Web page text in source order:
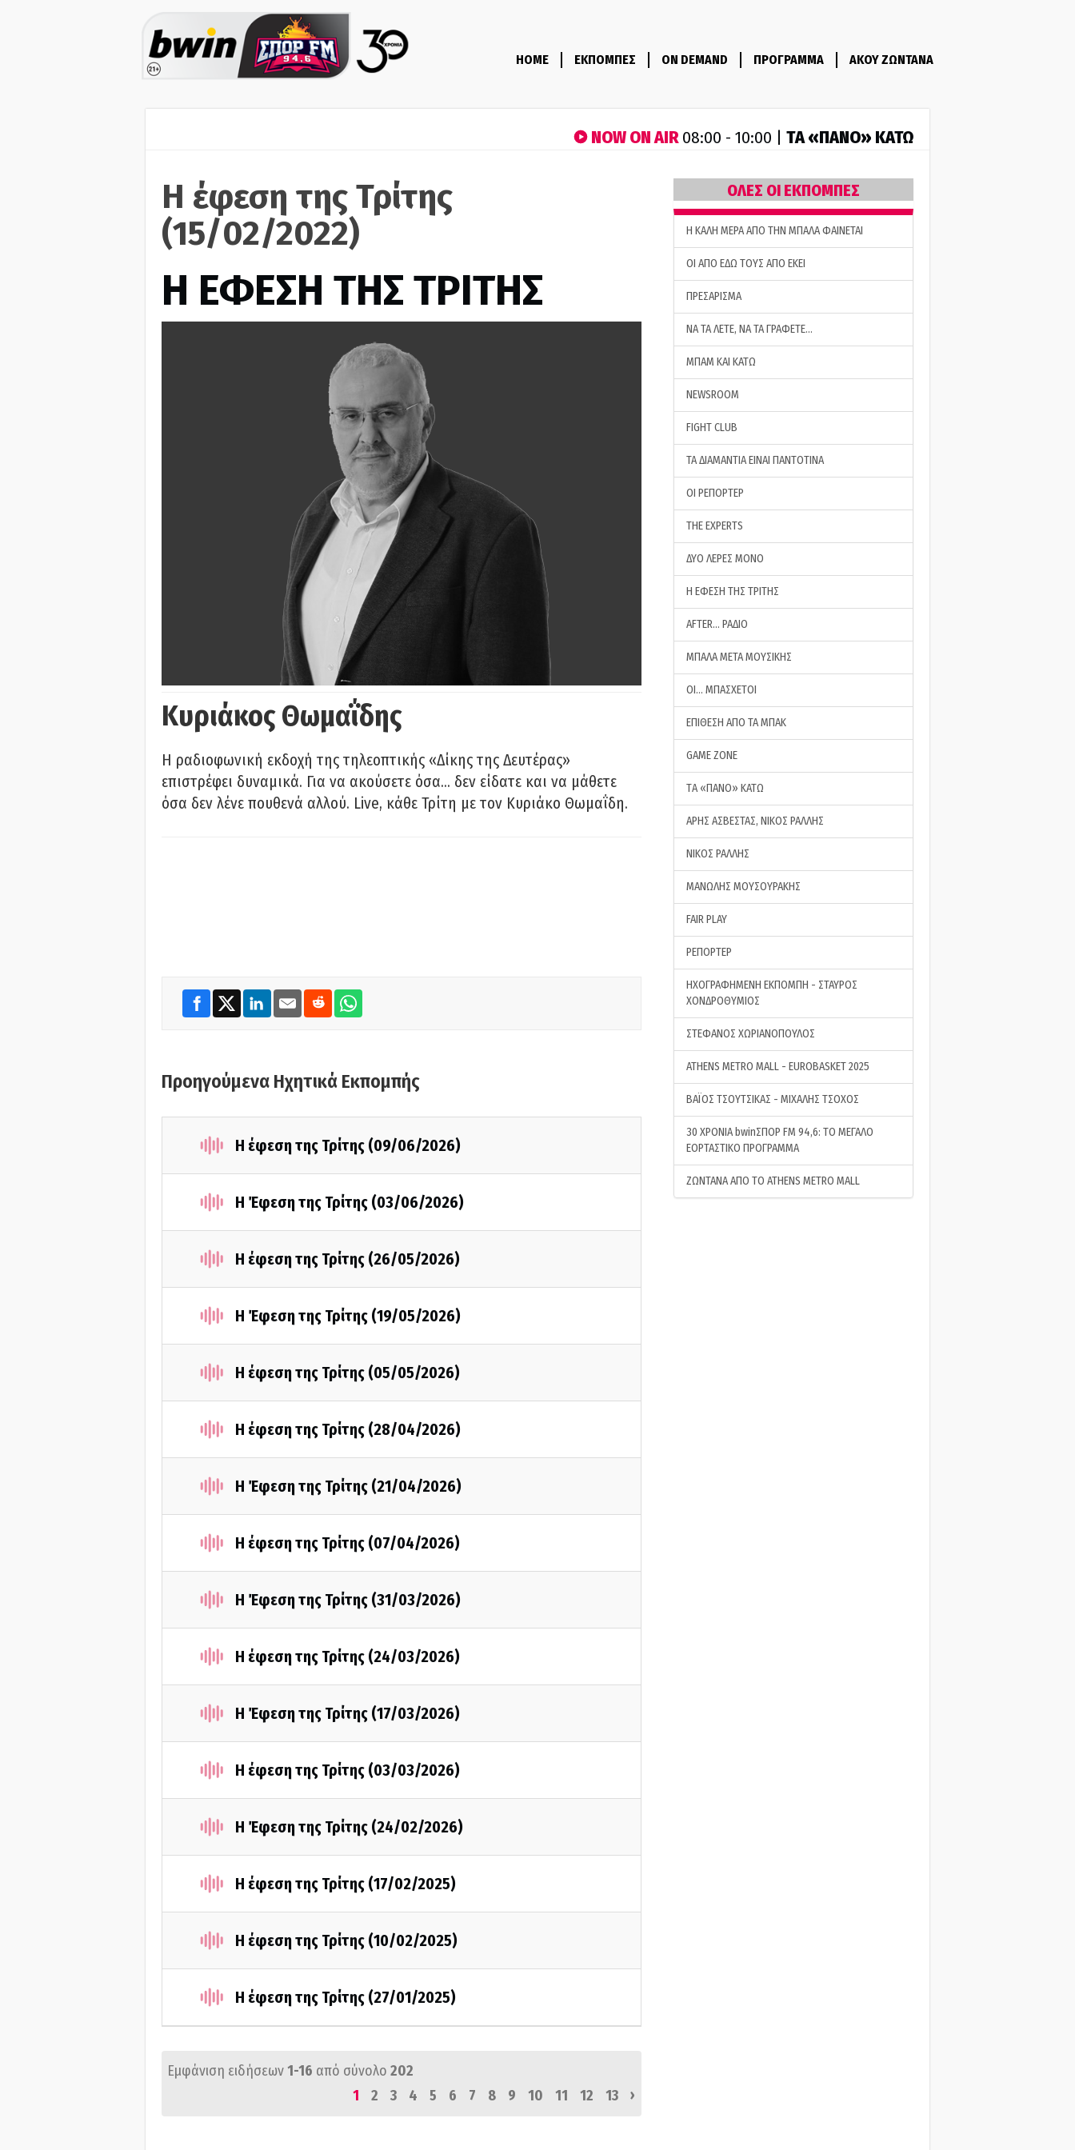
HOME ΕΚΠΟΜΠΕΣ ON DEMAND ΠΡΟΓΡΑΜΜΑ ΑΚΟΥ ΖΩΝΤΑΝΑ
NOW ON AIR08:00 - 10:00 | ΤA «ΠΑΝΟ» ΚΑΤΩ
Η έφεση της Τρίτης
(15/02/2022)
Η ΕΦΕΣΗ ΤΗΣ ΤΡΙΤΗΣ
Κυριάκος Θωμαΐδης
Η ραδιοφωνική εκδοχή της τηλεοπτικής «Δίκης της Δευτέρας»
επιστρέφει δυναμικά. Για να ακούσετε όσα… δεν είδατε και να μάθετε
όσα δεν λένε πουθενά αλλού. Live, κάθε Τρίτη με τον Κυριάκο Θωμαΐδη.
Προηγούμενα Ηχητικά Εκπομπής
Η έφεση της Τρίτης (09/06/2026)
Η Έφεση της Τρίτης (03/06/2026)
Η έφεση της Τρίτης (26/05/2026)
Η Έφεση της Τρίτης (19/05/2026)
Η έφεση της Τρίτης (05/05/2026)
Η έφεση της Τρίτης (28/04/2026)
Η Έφεση της Τρίτης (21/04/2026)
Η έφεση της Τρίτης (07/04/2026)
Η Έφεση της Τρίτης (31/03/2026)
Η έφεση της Τρίτης (24/03/2026)
Η Έφεση της Τρίτης (17/03/2026)
Η έφεση της Τρίτης (03/03/2026)
Η Έφεση της Τρίτης (24/02/2026)
Η έφεση της Τρίτης (17/02/2025)
Η έφεση της Τρίτης (10/02/2025)
Η έφεση της Τρίτης (27/01/2025)
Εμφάνιση ειδήσεων1-16 από σύνολο 202
1
2 3 4 5 6 7 8 9 10 11 12 13 ›
ΟΛΕΣ ΟΙ ΕΚΠΟΜΠΕΣ
H ΚΑΛΗ ΜΕΡΑ ΑΠΟ ΤΗΝ ΜΠΑΛΑ ΦΑΙΝΕΤΑΙ
ΟΙ ΑΠΟ ΕΔΩ ΤΟΥΣ ΑΠΟ ΕΚΕΙ
ΠΡΕΣΑΡΙΣΜΑ
ΝΑ ΤΑ ΛΕΤΕ, ΝΑ ΤΑ ΓΡΑΦΕΤΕ…
ΜΠΑΜ ΚΑΙ ΚΑΤΩ
NEWSROOM
FIGHT CLUB
ΤΑ ΔΙΑΜΑΝΤΙΑ ΕΙΝΑΙ ΠΑΝΤΟΤΙΝΑ
ΟΙ ΡΕΠΟΡΤΕΡ
THE EXPERTS
ΔΥΟ ΛΕΡΕΣ ΜΟΝΟ
Η ΕΦΕΣΗ ΤΗΣ ΤΡΙΤΗΣ
AFTER… ΡΑΔΙΟ
ΜΠΑΛΑ ΜΕΤΑ ΜΟΥΣΙΚΗΣ
ΟΙ… ΜΠΑΣΧΕΤΟΙ
ΕΠΙΘΕΣΗ ΑΠΟ ΤΑ ΜΠΑΚ
GAME ZONE
ΤA «ΠΑΝΟ» ΚΑΤΩ
ΑΡΗΣ ΑΣΒΕΣΤΑΣ, ΝΙΚΟΣ ΡΑΛΛΗΣ
ΝΙΚΟΣ ΡΑΛΛΗΣ
ΜΑΝΩΛΗΣ ΜΟΥΣΟΥΡΑΚΗΣ
FAIR PLAY
ΡΕΠΟΡΤΕΡ
ΗΧΟΓΡΑΦΗΜΕΝΗ ΕΚΠΟΜΠΗ - ΣΤΑΥΡΟΣ
ΧΟΝΔΡΟΘΥΜΙΟΣ
ΣΤΕΦΑΝΟΣ ΧΩΡΙΑΝΟΠΟΥΛΟΣ
ATHENS METRO MALL - EUROBASKET 2025
ΒΑΪΟΣ ΤΣΟΥΤΣΙΚΑΣ - ΜΙΧΑΛΗΣ ΤΣΟΧΟΣ
30 ΧΡΟΝΙΑ bwinΣΠΟΡ FM 94,6: ΤΟ ΜΕΓΑΛΟ
ΕΟΡΤΑΣΤΙΚΟ ΠΡΟΓΡΑΜΜΑ
ΖΩΝΤΑΝΑ ΑΠΟ ΤΟ ATHENS METRO MALL